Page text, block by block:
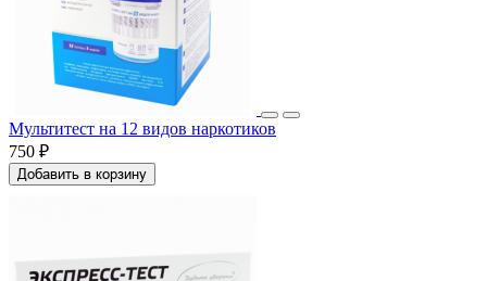
Мультитест на 12 видов наркотиков
750 ₽
Добавить в корзину